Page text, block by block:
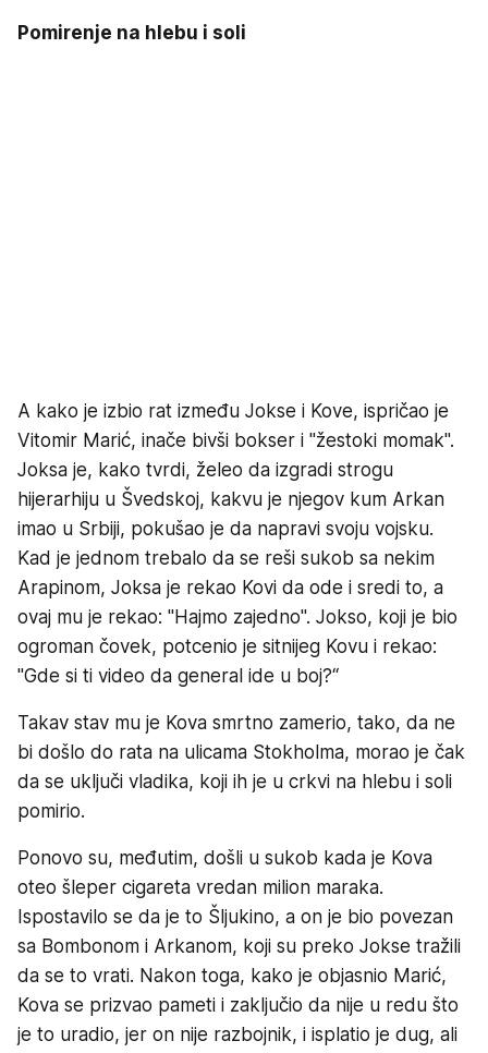
Pomirenje na hlebu i soli
A kako je izbio rat između Jokse i Kove, ispričao je
Vitomir Marić, inače bivši bokser i "žestoki momak".
Joksa je, kako tvrdi, želeo da izgradi strogu
hijerarhiju u Švedskoj, kakvu je njegov kum Arkan
imao u Srbiji, pokušao je da napravi svoju vojsku.
Kad je jednom trebalo da se reši sukob sa nekim
Arapinom, Joksa je rekao Kovi da ode i sredi to, a
ovaj mu je rekao: "Hajmo zajedno". Jokso, koji je bio
ogroman čovek, potcenio je sitnijeg Kovu i rekao:
"Gde si ti video da general ide u boj?“
Takav stav mu je Kova smrtno zamerio, tako, da ne
bi došlo do rata na ulicama Stokholma, morao je čak
da se uključi vladika, koji ih je u crkvi na hlebu i soli
pomirio.
Ponovo su, međutim, došli u sukob kada je Kova
oteo šleper cigareta vredan milion maraka.
Ispostavilo se da je to Šljukino, a on je bio povezan
sa Bombonom i Arkanom, koji su preko Jokse tražili
da se to vrati. Nakon toga, kako je objasnio Marić,
Kova se prizvao pameti i zaključio da nije u redu što
je to uradio, jer on nije razbojnik, i isplatio je dug, ali